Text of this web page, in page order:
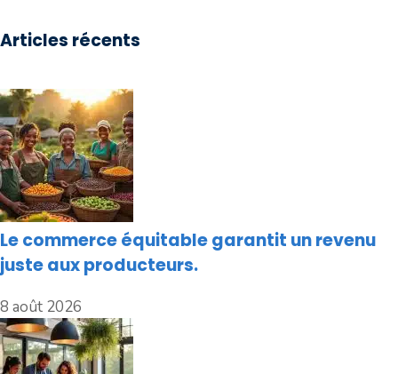
Articles récents
Le commerce équitable garantit un revenu
juste aux producteurs.
8 août 2026